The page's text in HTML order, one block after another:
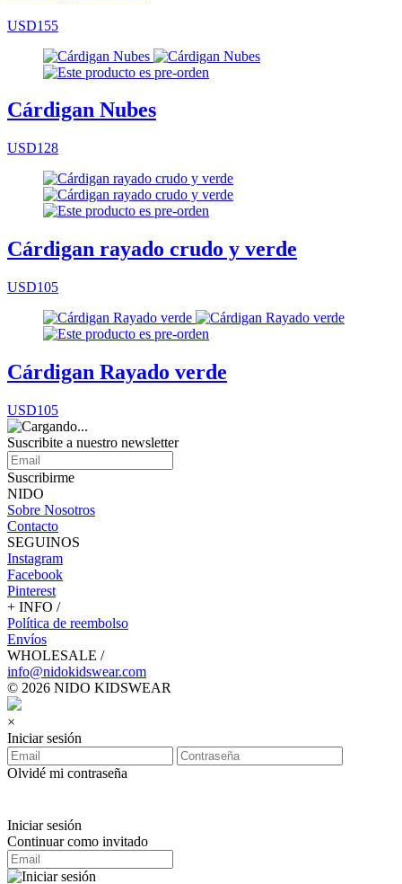
USD155
Cárdigan Nubes
USD128
Cárdigan rayado crudo y verde
USD105
Cárdigan Rayado verde
USD105
Suscribite a nuestro newsletter
Suscribirme
NIDO
Sobre Nosotros
Contacto
SEGUINOS
Instagram
Facebook
Pinterest
+ INFO /
Política de reembolso
Envíos
WHOLESALE /
info@nidokidswear.com
© 2026 NIDO KIDSWEAR
×
Iniciar sesión
Olvidé mi contraseña
Iniciar sesión
Continuar como invitado